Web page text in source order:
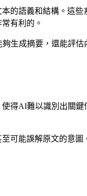
的語義和結構。這
有利的。
生成摘要，還能評
得AI難以識別出關
可能誤解原文的意